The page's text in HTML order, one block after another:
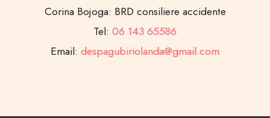
Corina Bojoga: BRD consiliere accidente
Tel: 06 143 65586
Email: despagubiriolanda@gmail.com